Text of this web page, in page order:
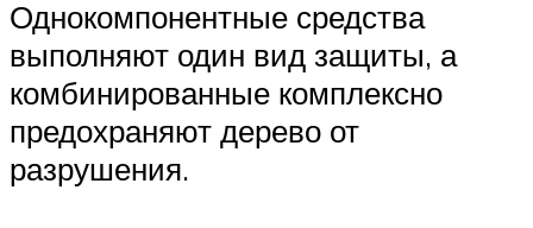
Однокомпонентные средства
выполняют один вид защиты, а
комбинированные комплексно
предохраняют дерево от
разрушения.